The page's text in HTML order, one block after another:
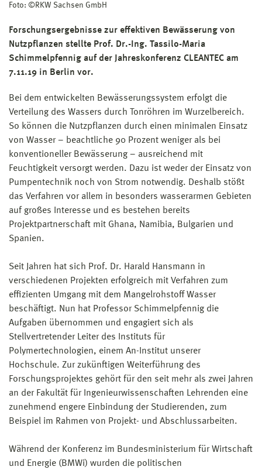
Foto: ©RKW Sachsen GmbH
Forschungsergebnisse zur effektiven Bewässerung von
Nutzpflanzen stellte Prof. Dr.-Ing. Tassilo-Maria
Schimmelpfennig auf der Jahreskonferenz CLEANTEC am
7.11.19 in Berlin vor.
Bei dem entwickelten Bewässerungssystem erfolgt die
Verteilung des Wassers durch Tonröhren im Wurzelbereich.
So können die Nutzpflanzen durch einen minimalen Einsatz
von Wasser – beachtliche 90 Prozent weniger als bei
konventioneller Bewässerung – ausreichend mit
Feuchtigkeit versorgt werden. Dazu ist weder der Einsatz von
Pumpentechnik noch von Strom notwendig. Deshalb stößt
das Verfahren vor allem in besonders wasserarmen Gebieten
auf großes Interesse und es bestehen bereits
Projektpartnerschaft mit Ghana, Namibia, Bulgarien und
Spanien.
Seit Jahren hat sich Prof. Dr. Harald Hansmann in
verschiedenen Projekten erfolgreich mit Verfahren zum
effizienten Umgang mit dem Mangelrohstoff Wasser
beschäftigt. Nun hat Professor Schimmelpfennig die
Aufgaben übernommen und engagiert sich als
Stellvertretender Leiter des Instituts für
Polymertechnologien, einem An-Institut unserer
Hochschule. Zur zukünftigen Weiterführung des
Forschungsprojektes gehört für den seit mehr als zwei Jahren
an der Fakultät für Ingenieurwissenschaften Lehrenden eine
zunehmend engere Einbindung der Studierenden, zum
Beispiel im Rahmen von Projekt- und Abschlussarbeiten.
Während der Konferenz im Bundesministerium für Wirtschaft
und Energie (BMWi) wurden die politischen